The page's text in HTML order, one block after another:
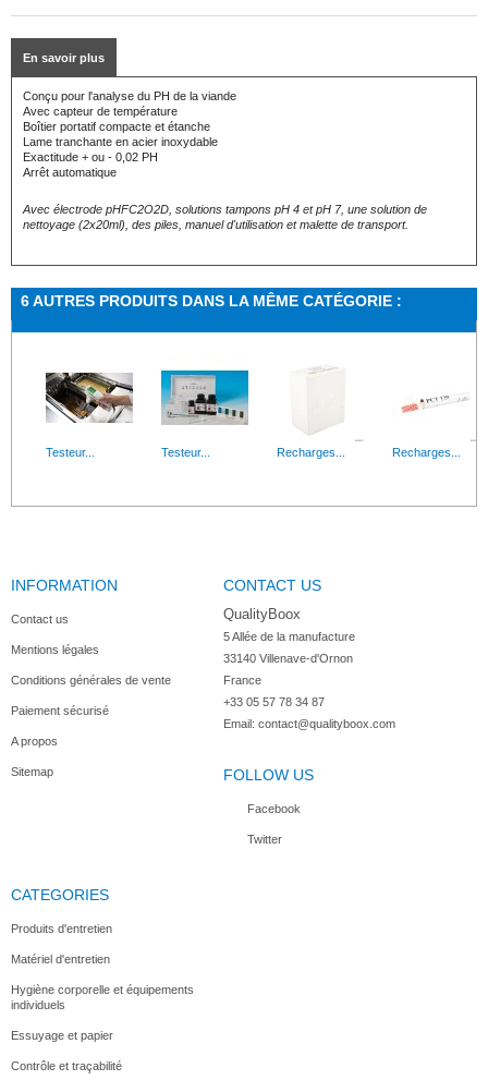
En savoir plus
Conçu pour l'analyse du PH de la viande
Avec capteur de température
Boîtier portatif compacte et étanche
Lame tranchante en acier inoxydable
Exactitude + ou - 0,02 PH
Arrêt automatique
Avec électrode pHFC2O2D, solutions tampons pH 4 et pH 7, une solution de
nettoyage (2x20ml), des piles, manuel d'utilisation et malette de transport.
6 AUTRES PRODUITS DANS LA MÊME CATÉGORIE :
Testeur... Testeur... Recharges... Recharges...
INFORMATION
Contact us
Mentions légales
Conditions générales de vente
Paiement sécurisé
A propos
Sitemap
CONTACT US
QualityBoox
5 Allée de la manufacture
33140 Villenave-d'Ornon
France
+33 05 57 78 34 87
Email: contact@qualityboox.com
FOLLOW US
Facebook
Twitter
CATEGORIES
Produits d'entretien
Matériel d'entretien
Hygiène corporelle et équipements
individuels
Essuyage et papier
Contrôle et traçabilité